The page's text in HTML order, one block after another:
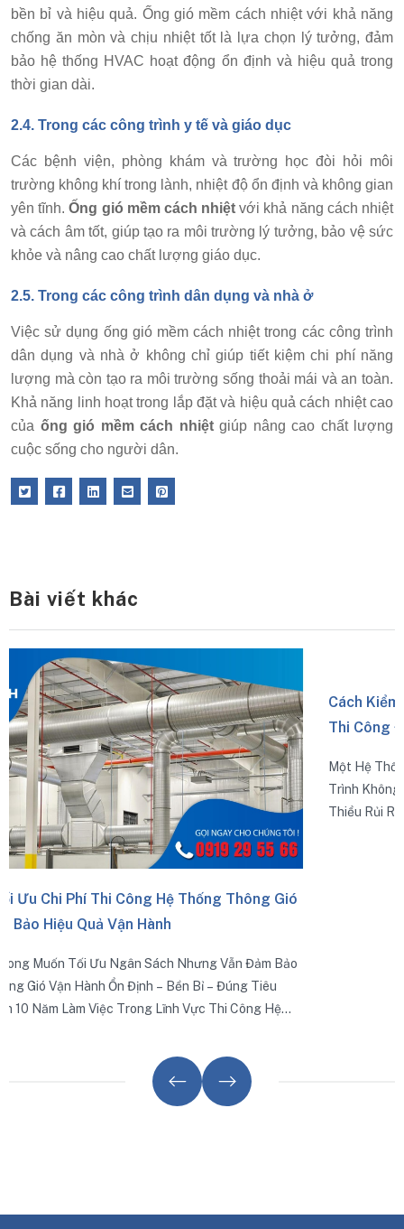
bền bỉ và hiệu quả. Ống gió mềm cách nhiệt với khả năng
chống ăn mòn và chịu nhiệt tốt là lựa chọn lý tưởng, đảm
bảo hệ thống HVAC hoạt động ổn định và hiệu quả trong
thời gian dài.
2.4. Trong các công trình y tế và giáo dục
Các bệnh viện, phòng khám và trường học đòi hỏi môi
trường không khí trong lành, nhiệt độ ổn định và không gian
yên tĩnh.Ống gió mềm cách nhiệtvới khả năng cách nhiệt
và cách âm tốt, giúp tạo ra môi trường lý tưởng, bảo vệ sức
khỏe và nâng cao chất lượng giáo dục.
2.5. Trong các công trình dân dụng và nhà ở
Việc sử dụng ống gió mềm cách nhiệt trong các công trình
dân dụng và nhà ở không chỉ giúp tiết kiệm chi phí năng
lượng mà còn tạo ra môi trường sống thoải mái và an toàn.
Khả năng linh hoạt trong lắp đặt và hiệu quả cách nhiệt cao
của ống gió mềm cách nhiệt giúp nâng cao chất lượng
cuộc sống cho người dân.
Bài viết khác
Thông Gió
Vẫn Đảm Bảo
Đúng Tiêu
Thi Công Hệ
Cách Kiểm Tra Và Nghiệm Thu Hệ
Thi Công Đạt Chuẩn
Một Hệ Thống Được Lắp Đặt Đúng Kỹ Thuật,
Trình Không Chỉ Đảm Bảo Hiệu Quả Trao Đổi
Thiểu Rủi Ro Rò Rỉ, Ồn, Rung Và Kéo Dài Tuổi